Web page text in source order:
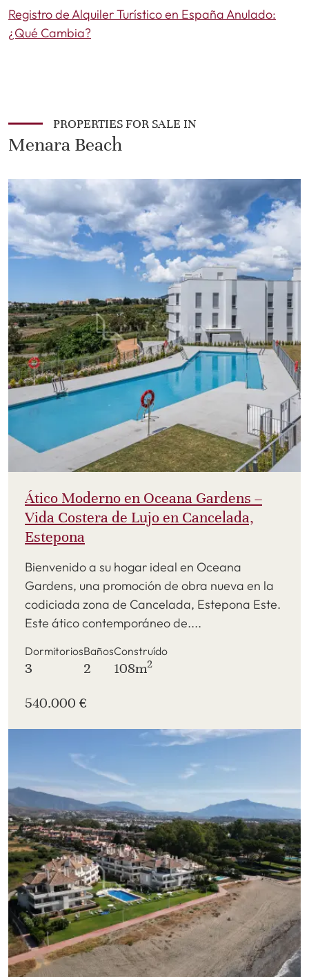
Registro de Alquiler Turístico en España Anulado:
¿Qué Cambia?
PROPERTIES FOR SALE IN
Menara Beach
Ático Moderno en Oceana Gardens –
Vida Costera de Lujo en Cancelada,
Estepona
Bienvenido a su hogar ideal en Oceana
Gardens, una promoción de obra nueva en la
codiciada zona de Cancelada, Estepona Este.
Este ático contemporáneo de....
Dormitorios
3
Baños
2
Construído
108m2
540.000 €